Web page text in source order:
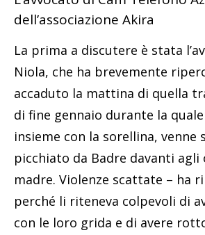
dell’associazione Akira
La prima a discutere è stata
Niola, che ha brevemente
accaduto la mattina di quella
di fine gennaio durante la
insieme con la sorellina, venne
picchiato da Badre davanti agli
madre. Violenze scattate – ha
perché li riteneva colpevoli di
con le loro grida e di avere